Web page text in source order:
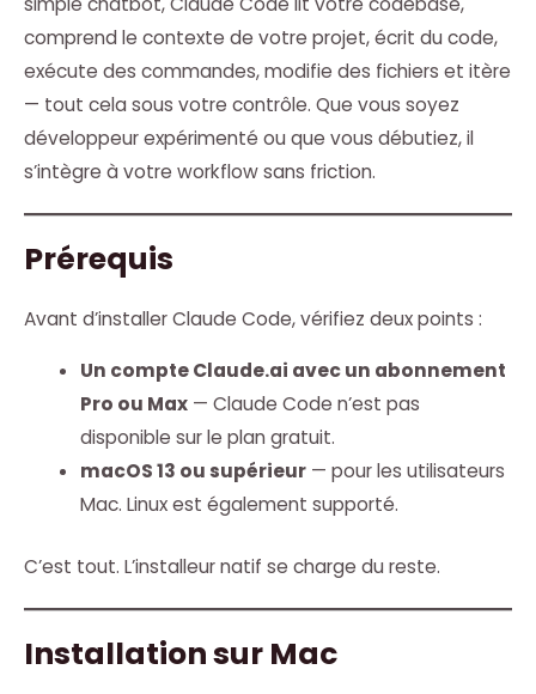
comprend le contexte de votre projet, écrit du code,
exécute des commandes, modifie des fichiers et itère
— tout cela sous votre contrôle. Que vous soyez
développeur expérimenté ou que vous débutiez, il
s’intègre à votre workflow sans friction.
Prérequis
Avant d’installer Claude Code, vérifiez deux points :
Un compte Claude.ai avec un abonnement
Pro ou Max— Claude Code n’est pas
disponible sur le plan gratuit.
macOS 13 ou supérieur— pour les utilisateurs
Mac. Linux est également supporté.
C’est tout. L’installeur natif se charge du reste.
Installation sur Mac